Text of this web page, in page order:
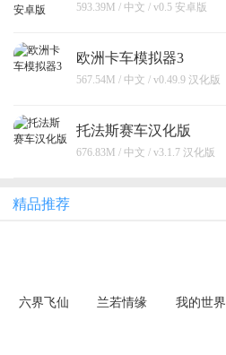
593.39M / 中文 / v0.5 安卓版
欧洲卡车模拟器3
567.54M / 中文 / v0.49.9 汉化版
托法斯赛车汉化版
676.83M / 中文 / v3.1.7 汉化版
精品推荐
六界飞仙
兰若情缘
我的世界